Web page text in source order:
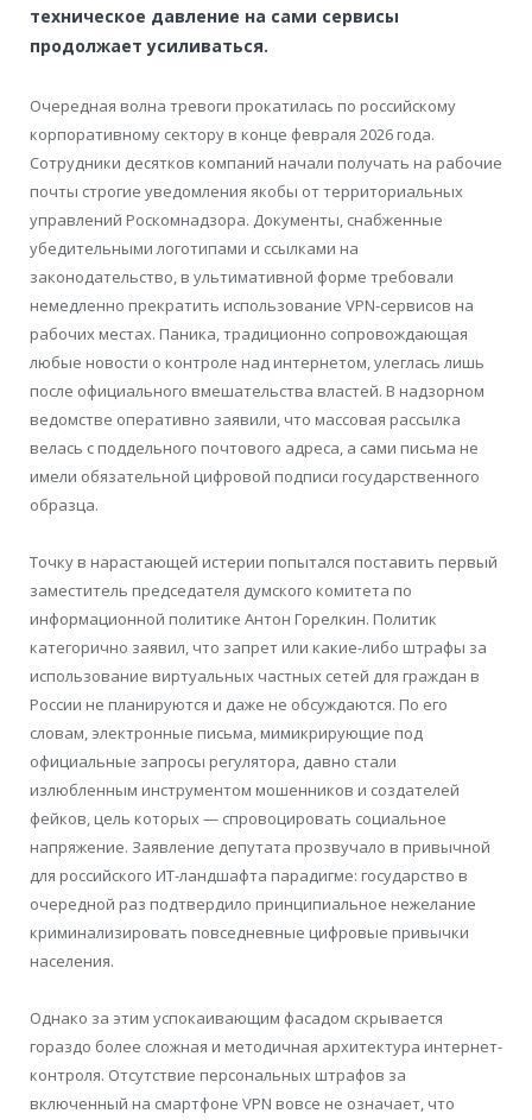
техническое давление на сами сервисы
продолжает усиливаться.
Очередная волна тревоги прокатилась по российскому
корпоративному сектору в конце февраля 2026 года.
Сотрудники десятков компаний начали получать на рабочие
почты строгие уведомления якобы от территориальных
управлений Роскомнадзора. Документы, снабженные
убедительными логотипами и ссылками на
законодательство, в ультимативной форме требовали
немедленно прекратить использование VPN-сервисов на
рабочих местах. Паника, традиционно сопровождающая
любые новости о контроле над интернетом, улеглась лишь
после официального вмешательства властей. В надзорном
ведомстве оперативно заявили, что массовая рассылка
велась с поддельного почтового адреса, а сами письма не
имели обязательной цифровой подписи государственного
образца.
Точку в нарастающей истерии попытался поставить первый
заместитель председателя думского комитета по
информационной политике Антон Горелкин. Политик
категорично заявил, что запрет или какие-либо штрафы за
использование виртуальных частных сетей для граждан в
России не планируются и даже не обсуждаются. По его
словам, электронные письма, мимикрирующие под
официальные запросы регулятора, давно стали
излюбленным инструментом мошенников и создателей
фейков, цель которых — спровоцировать социальное
напряжение. Заявление депутата прозвучало в привычной
для российского ИТ-ландшафта парадигме: государство в
очередной раз подтвердило принципиальное нежелание
криминализировать повседневные цифровые привычки
населения.
Однако за этим успокаивающим фасадом скрывается
гораздо более сложная и методичная архитектура интернет-
контроля. Отсутствие персональных штрафов за
включенный на смартфоне VPN вовсе не означает, что